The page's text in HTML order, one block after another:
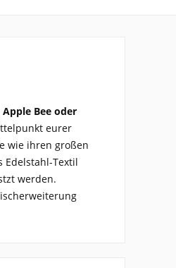
Bee oder
eurer
wie ihren großen
Edelstahl-Textil
werden.